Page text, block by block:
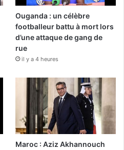
Ouganda : un célèbre
footballeur battu à mort lors
d’une attaque de gang de
rue
il y a 4 heures
Maroc : Aziz Akhannouch